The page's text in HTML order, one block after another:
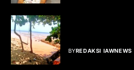
BYREDAKSI IAWNEWS